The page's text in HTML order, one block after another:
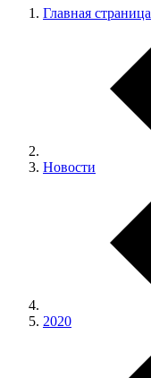
Главная страница
Новости
2020